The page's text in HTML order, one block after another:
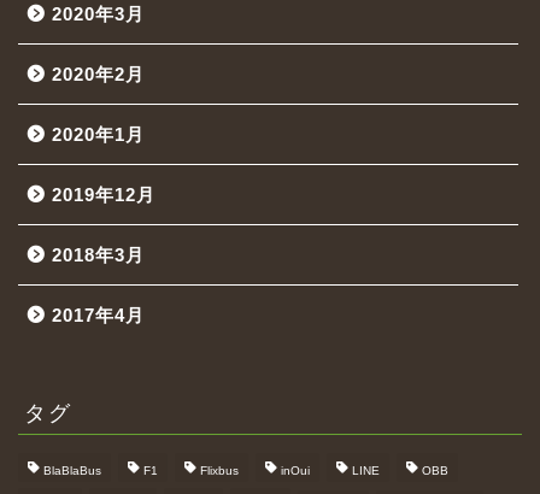
2020年3月
2020年2月
2020年1月
2019年12月
2018年3月
2017年4月
タグ
BlaBlaBus F1 Flixbus inOui LINE OBB